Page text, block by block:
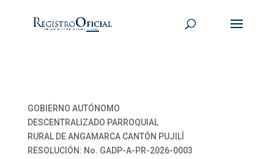
GOBIERNO AUTÓNOMO
DESCENTRALIZADO PARROQUIAL
RURAL DE ANGAMARCA CANTÓN PUJILÍ
RESOLUCIÓN: No. GADP-A-PR-2026-0003